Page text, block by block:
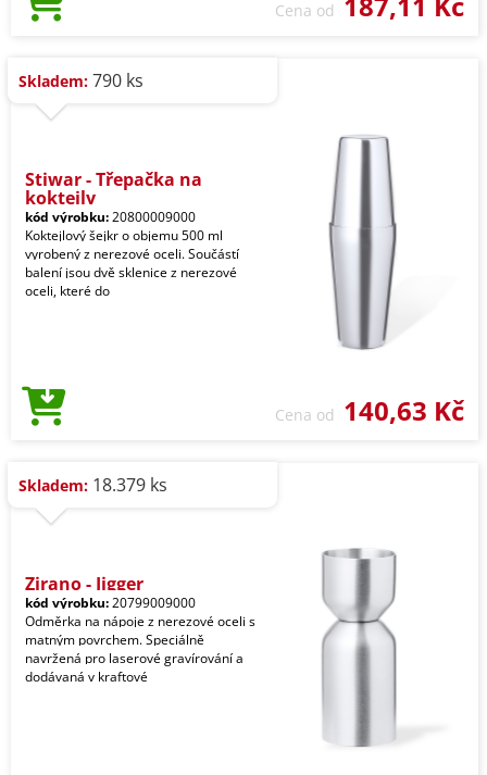
Cena od
Skladem: 790 ks
Stiwar - Třepačka na
koktejly
kód výrobku:20800009000
Koktejlový šejkr o objemu 500 ml
vyrobený z nerezové oceli. Součástí
balení jsou dvě sklenice z nerezové
oceli, které do
Cena od 140,63 Kč
Skladem: 18.379 ks
Zirano - Jigger
kód výrobku:20799009000
Odměrka na nápoje z nerezové oceli s
matným povrchem. Speciálně
navržená pro laserové gravírování a
dodávaná v kraftové